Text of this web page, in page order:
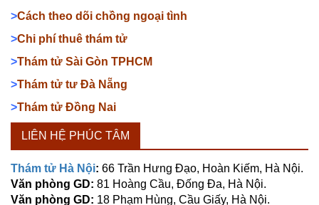
>Cách theo dõi chồng ngoại tình
>Chi phí thuê thám tử
>Thám tử Sài Gòn TPHCM
>Thám tử tư Đà Nẵng
>Thám tử Đồng Nai
LIÊN HỆ PHÚC TÂM
Thám tử Hà Nội: 66 Trần Hưng Đạo, Hoàn Kiếm, Hà Nội.
Văn phòng GD: 81 Hoàng Cầu, Đống Đa, Hà Nội.
Văn phòng GD: 18 Phạm Hùng, Cầu Giấy, Hà Nội.